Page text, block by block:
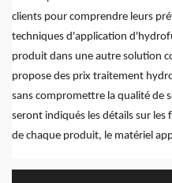
clients pour comprendre leurs
techniques d'application
produit dans une autre solution
propose des prix traitement
sans compromettre la qualité de
seront indiqués les détails sur
de chaque produit, le matériel